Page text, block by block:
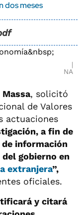
dos meses
NA
Massa, solicitó
de Valores
actuaciones
a fin de
información
gobierno en
extranjera”,
oficiales.
y citará